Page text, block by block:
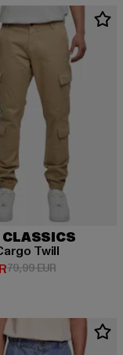
CLASSICS
Twill
Preis: 32,00 EUR
79,99 EURAktionspreis: